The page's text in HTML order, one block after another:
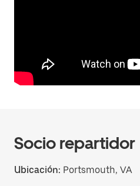
Socio repartidor
Ubicación: Portsmouth, VA